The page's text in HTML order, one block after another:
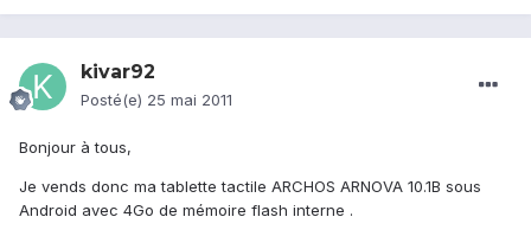
kivar92
Posté(e) 25 mai 2011
Bonjour à tous,
Je vends donc ma tablette tactile ARCHOS ARNOVA 10.1B sous
Android avec 4Go de mémoire flash interne .